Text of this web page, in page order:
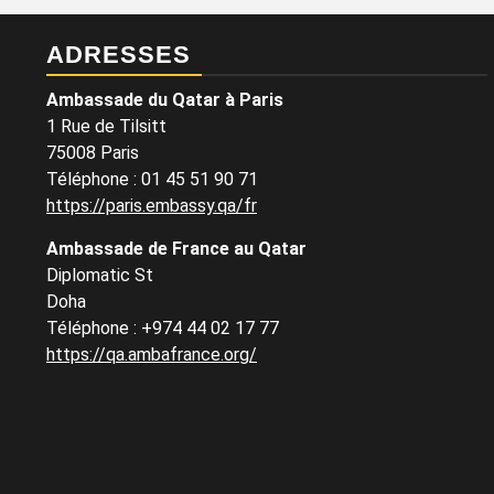
ADRESSES
Ambassade du Qatar à Paris
1 Rue de Tilsitt
75008 Paris
Téléphone : 01 45 51 90 71
https://paris.embassy.qa/fr
Ambassade de France au Qatar
Diplomatic St
Doha
Téléphone : +974 44 02 17 77
https://qa.ambafrance.org/